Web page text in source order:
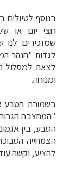
בנוסף
חצי יום או
שמזכירים לנו
לגדות "הנהר
לצאת למסלול
ומנוחה.
בשמורת הטבע
"המחצבה
הטבע, בין
הצמחייה
להציע, וקשה